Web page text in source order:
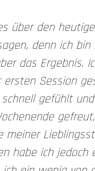
über den
denn ich bin
das Ergebnis.
Session
gefühlt
meiner
habe ich jedoch